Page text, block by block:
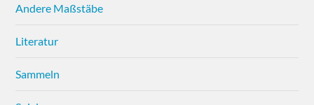
Andere Maßstäbe
Literatur
Sammeln